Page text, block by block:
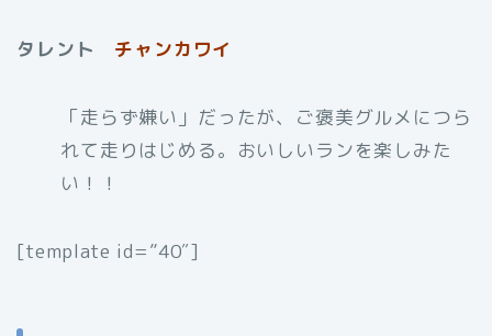
タレント チャンカワイ
「走らず嫌い」だったが、ご褒美グルメにつら
れて走りはじめる。おいしいランを楽しみた
い！！
[template id=”40″]